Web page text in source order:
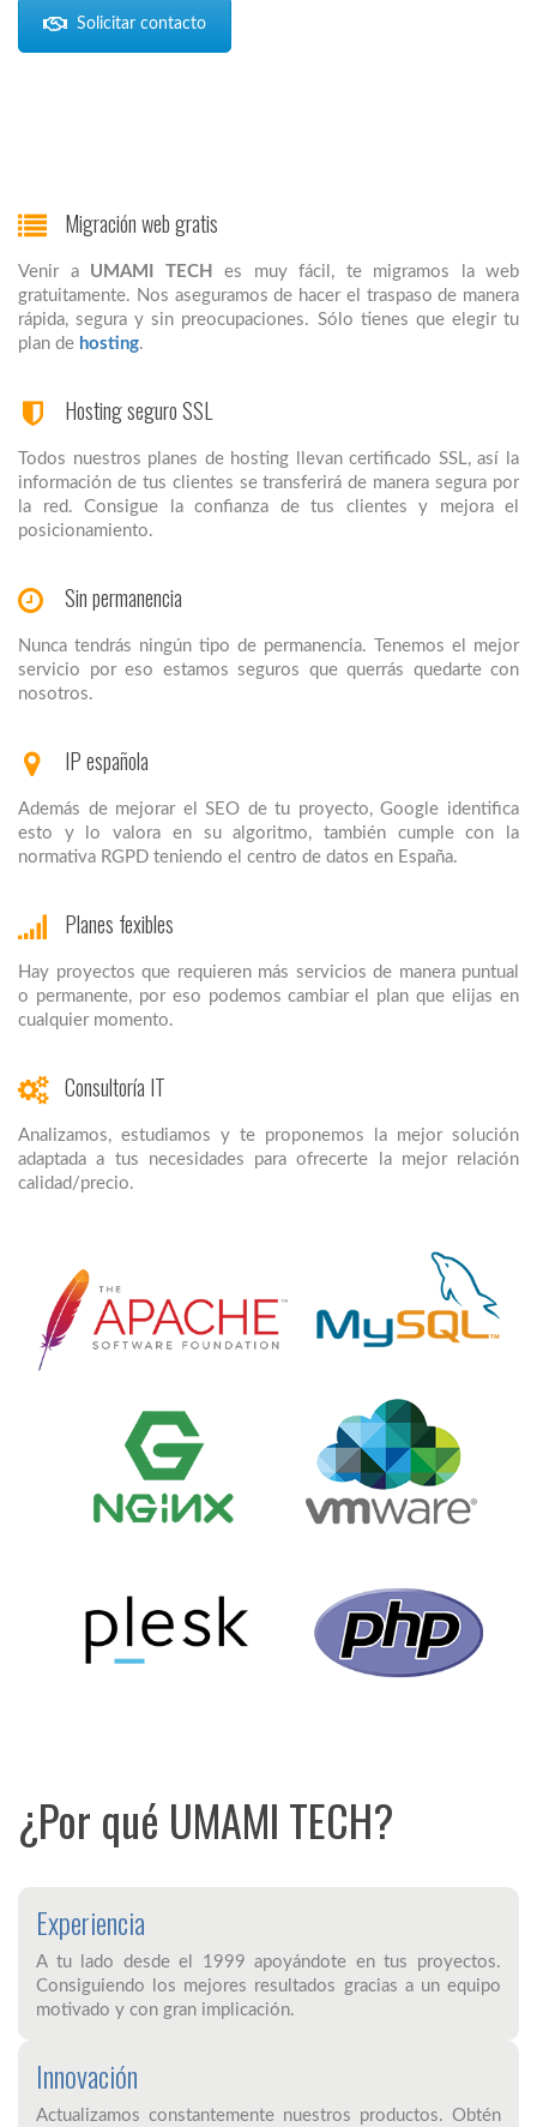
Solicitar contacto
Migración web gratis
Venir a UMAMI TECH
es muy fácil, te migramos la web
gratuitamente. Nos aseguramos de hacer el traspaso de manera
rápida, segura y sin preocupaciones. Sólo tienes que elegir tu
plan de hosting.
Hosting seguro SSL
Todos nuestros planes de hosting llevan certificado SSL, así la
información de tus clientes se transferirá de manera segura por
la red. Consigue la confianza de tus clientes y mejora el
posicionamiento.
Sin permanencia
Nunca tendrás ningún tipo de permanencia. Tenemos el mejor
servicio por eso estamos seguros que querrás quedarte con
nosotros.
IP española
Además de mejorar el SEO de tu proyecto, Google identifica
esto y lo valora en su algoritmo, también cumple con la
normativa RGPD teniendo el centro de datos en España.
Planes fexibles
Hay proyectos que requieren más servicios de manera puntual
o permanente, por eso podemos cambiar el plan que elijas en
cualquier momento.
Consultoría IT
Analizamos, estudiamos y te proponemos la mejor solución
adaptada a tus necesidades para ofrecerte la mejor relación
calidad/precio.
¿Por qué UMAMI TECH?
Experiencia
A tu lado desde el 1999 apoyándote en tus proyectos.
Consiguiendo los mejores resultados gracias a un equipo
motivado y con gran implicación.
Innovación
Actualizamos constantemente nuestros productos. Obtén